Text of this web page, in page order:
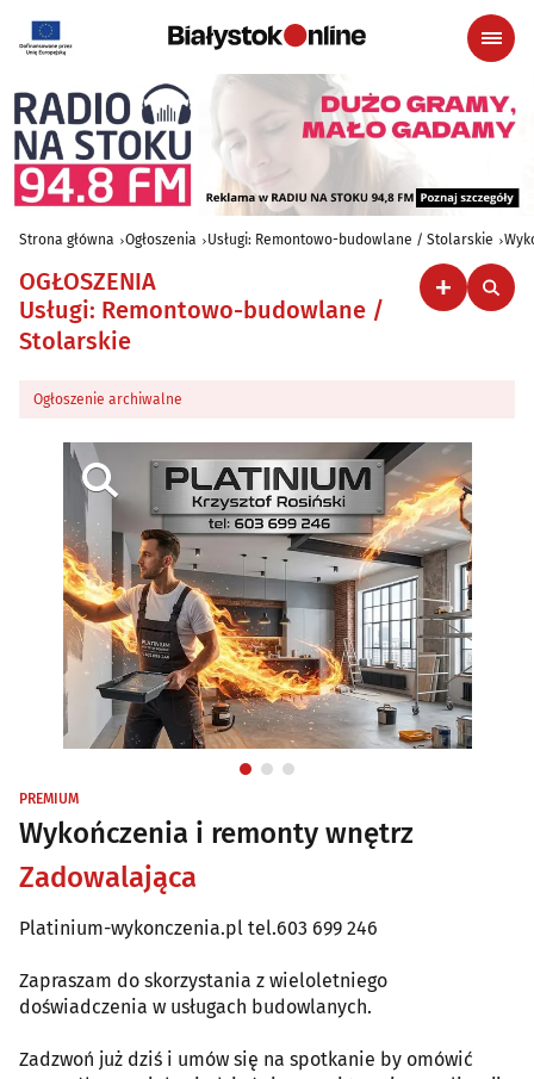
Strona główna Ogłoszenia Usługi: Remontowo-budowlane / Stolarskie
OGŁOSZENIA
Usługi: Remontowo-budowlane /
Stolarskie
Ogłoszenie archiwalne
PREMIUM
Wykończenia i remonty wnętrz
Zadowalająca
Platinium-wykonczenia.pl tel.603 699 246
Zapraszam do skorzystania z wieloletniego
doświadczenia w usługach budowlanych.
Zadzwoń już dziś i umów się na spotkanie by omówić